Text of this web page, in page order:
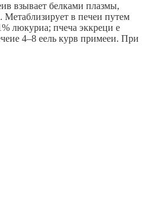
взывает белками плазмы,
Метаблизирует в печеи путем
люкуриа; пчеча эккреци е
4–8 еель курв примееи. При